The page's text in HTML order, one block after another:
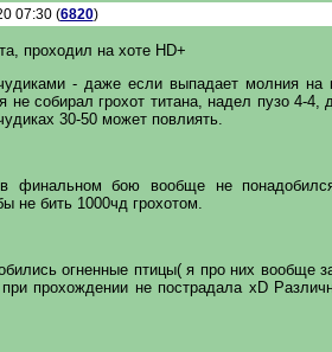
07:30 (6820)
проходил на хоте HD+
- даже если выпадает молния на
не собирал грохот титана, надел пузо 4-
30-50 может повлиять.
в финальном бою вообще не
не бить 1000чд грохотом.
огненные птицы( я про них вообще
прохождении не пострадала хD